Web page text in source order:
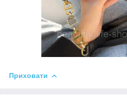
Приховати